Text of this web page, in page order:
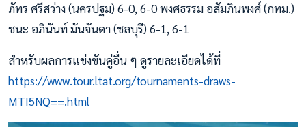
ภัทร ศรีสว่าง (นครปฐม) 6-0, 6-0 พงศธรรม อสัมภินพงศ์ (กทม.)
ชนะ อภินันท์ มันจันดา (ชลบุรี) 6-1, 6-1
สำหรับผลการแข่งขันคู่อื่น ๆ ดูรายละเอียดได้ที่
https://www.tour.ltat.org/tournaments-draws-
MTI5NQ==.html